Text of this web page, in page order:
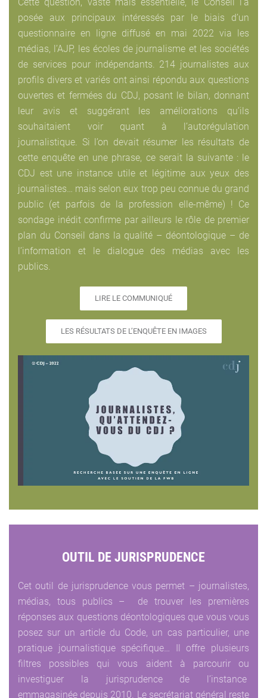
posée aux principaux intéressés par le biais d’un
questionnaire en ligne diffusé en mai 2022 via les
médias, l’AJP, les écoles de journalisme et les sociétés
de services pour indépendants. 214 journalistes aux
profils divers et variés ont ainsi répondu aux questions
ouvertes et fermées du CDJ, posant le bilan, donnant
leur avis et suggérant les améliorations qu’ils
souhaitaient voir quant à l’autorégulation
journalistique. Si l’on devait résumer les résultats de
cette enquête en une phrase, ce serait la suivante : le
CDJ est une instance utile et légitime aux yeux des
journalistes… mais selon eux trop peu connue du grand
public (et parfois de la profession elle-même) ! Ce
sondage inédit confirme par ailleurs le rôle de premier
plan du Conseil dans la qualité – déontologique – de
l’information et le dialogue des médias avec les
publics.
LIRE LE COMMUNIQUÉ
LES RÉSULTATS DE L’ENQUÊTE EN IMAGES
OUTIL DE JURISPRUDENCE
Cet outil de jurisprudence vous permet – journalistes,
médias, tous publics – de trouver les premières
réponses aux questions déontologiques que vous vous
posez sur un article du Code, un cas particulier, une
pratique journalistique spécifique… Il offre plusieurs
filtres possibles qui vous aident à parcourir ou
investiguer la jurisprudence de l’instance
emmagasinée depuis 2010. Le secrétariat général reste